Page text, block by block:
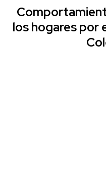
los hogares por